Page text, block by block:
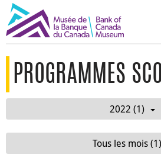
PROGRAMMES
2022 (1)
Tous les mois (1)